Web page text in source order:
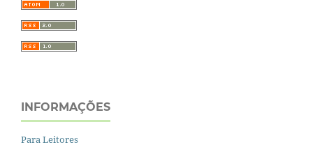
INFORMAÇÕES
Para Leitores